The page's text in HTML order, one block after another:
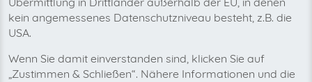
kein angemessenes Datenschutzniveau besteht, z.B. die
USA.
Wenn Sie damit einverstanden sind, klicken Sie auf
„Zustimmen & Schließen“. Nähere Informationen und die